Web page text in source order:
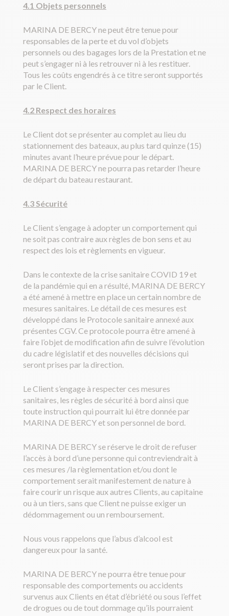
4.1 Objets personnels
MARINA DE BERCY ne peut être tenue pour
responsables de la perte et du vol d’objets
personnels ou des bagages lors de la Prestation et ne
peut s’engager ni à les retrouver ni à les restituer.
Tous les coûts engendrés à ce titre seront supportés
par le Client.
4.2 Respect des horaires
Le Client dot se présenter au complet au lieu du
stationnement des bateaux, au plus tard quinze (15)
minutes avant l’heure prévue pour le départ.
MARINA DE BERCY ne pourra pas retarder l’heure
de départ du bateau restaurant.
4.3 Sécurité
Le Client s’engage à adopter un comportement qui
ne soit pas contraire aux règles de bon sens et au
respect des lois et règlements en vigueur.
Dans le contexte de la crise sanitaire COVID 19 et
de la pandémie qui en a résulté, MARINA DE BERCY
a été amené à mettre en place un certain nombre de
mesures sanitaires. Le détail de ces mesures est
développé dans le Protocole sanitaire annexé aux
présentes CGV. Ce protocole pourra être amené à
faire l’objet de modification afin de suivre l’évolution
du cadre législatif et des nouvelles décisions qui
seront prises par la direction.
Le Client s’engage à respecter ces mesures
sanitaires, les règles de sécurité à bord ainsi que
toute instruction qui pourrait lui être donnée par
MARINA DE BERCY et son personnel de bord.
MARINA DE BERCY se réserve le droit de refuser
l’accès à bord d’une personne qui contreviendrait à
ces mesures /la règlementation et/ou dont le
comportement serait manifestement de nature à
faire courir un risque aux autres Clients, au capitaine
ou à un tiers, sans que Client ne puisse exiger un
dédommagement ou un remboursement.
Nous vous rappelons que l’abus d’alcool est
dangereux pour la santé.
MARINA DE BERCY ne pourra être tenue pour
responsable des comportements ou accidents
survenus aux Clients en état d’ébriété ou sous l’effet
de drogues ou de tout dommage qu’ils pourraient